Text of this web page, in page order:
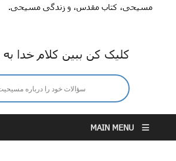
مسیحی، کتاب مقدس، و زندگی مسیحی.
کلیک کن ببین کلام خدا
MAIN MENU